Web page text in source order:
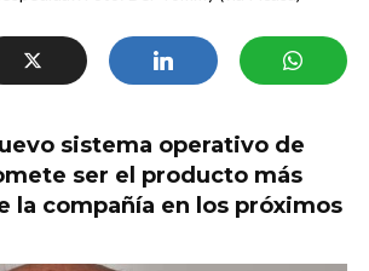
sistema operativo de
ser el producto más
la compañía en los próximos